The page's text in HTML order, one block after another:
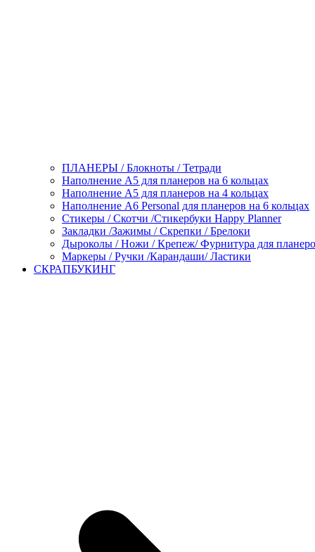
ПЛАНЕРЫ / Блокноты / Тетради
Наполнение А5 для планеров на 6 кольцах
Наполнение А5 для планеров на 4 кольцах
Наполнение А6 Personal для планеров на 6 кольцах
Стикеры / Скотчи /Стикербуки Happy Planner
Закладки /Зажимы / Скрепки / Брелоки
Дыроколы / Ножи / Крепеж/ Фурнитура для
Маркеры / Ручки /Карандаши/ Ластики
СКРАПБУКИНГ